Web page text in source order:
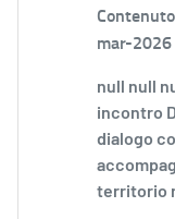
mar-
null null
incontro
dialogo
territorio